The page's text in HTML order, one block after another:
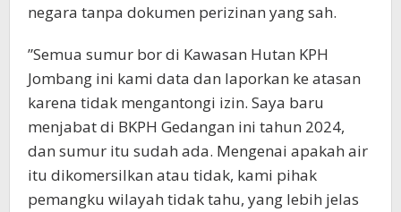
negara tanpa dokumen perizinan yang sah.
​”Semua sumur bor di Kawasan Hutan KPH
Jombang ini kami data dan laporkan ke atasan
karena tidak mengantongi izin. Saya baru
menjabat di BKPH Gedangan ini tahun 2024,
dan sumur itu sudah ada. Mengenai apakah air
itu dikomersilkan atau tidak, kami pihak
pemangku wilayah tidak tahu, yang lebih jelas